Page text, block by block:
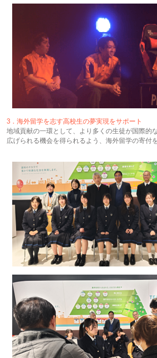
3．海外留学を志す高校生の夢実現をサポート
地域貢献の一環として、より多くの生徒が国際的
広げられる機会を得られるよう、海外留学の寄付